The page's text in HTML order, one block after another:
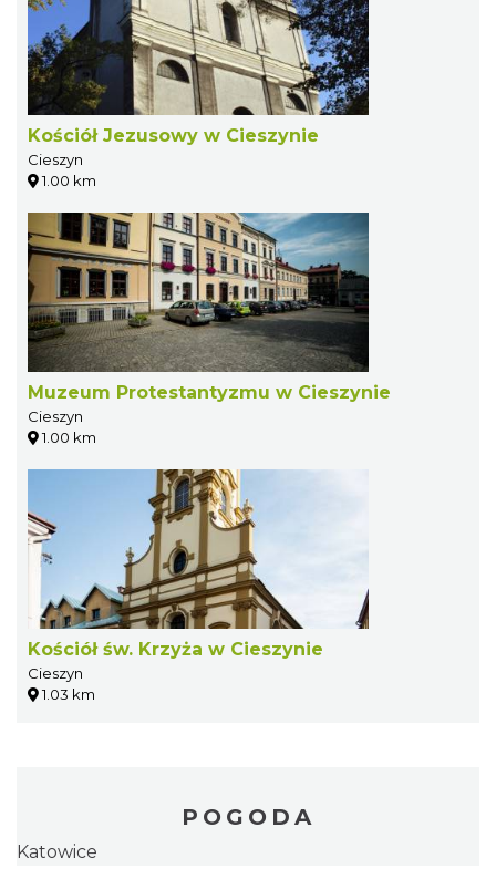
Kościół Jezusowy w Cieszynie
Cieszyn
1.00 km
Muzeum Protestantyzmu w Cieszynie
Cieszyn
1.00 km
Kościół św. Krzyża w Cieszynie
Cieszyn
1.03 km
POGODA
Katowice